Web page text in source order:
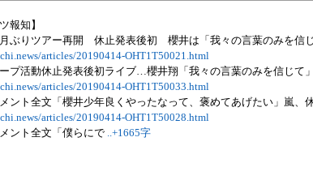
報知】
ぶりツアー再開 休止発表後初 櫻井は「我々の言葉のみを信じ
articles/20190414-OHT1T50021.html
プ活動休止発表後初ライブ…櫻井翔「我々の言葉のみを信じて」
articles/20190414-OHT1T50033.html
ント全文「櫻井少年良くやったなって、褒めてあげたい」嵐、
articles/20190414-OHT1T50028.html
ント全文「僕らにで ..+1665字